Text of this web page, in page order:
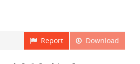
Download
Report